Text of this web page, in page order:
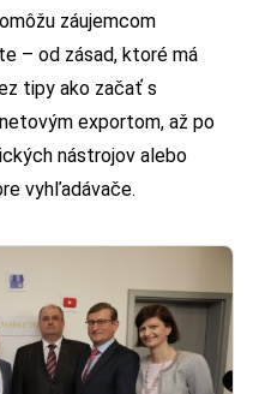
záujemcom
– od zásad, ktoré má
tipy ako začať s
exportom, až po
nástrojov alebo
vyhľadávače.